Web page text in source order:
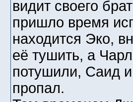
видит своего
пришло время
находится Эко,
её тушить, а
потушили, Саид
пропал.